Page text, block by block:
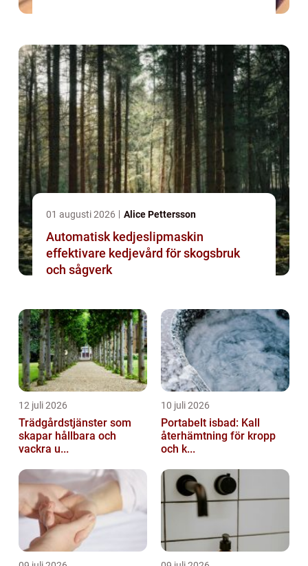
01 augusti 2026 Alice Pettersson
Automatisk kedjeslipmaskin
effektivare kedjevård för skogsbruk
och sågverk
12 juli 2026
Trädgårdstjänster som
skapar hållbara och
vackra u...
10 juli 2026
Portabelt isbad: Kall
återhämtning för kropp
och k...